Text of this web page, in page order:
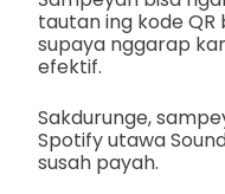
tautan ing kode QR
supaya nggarap
efektif.
Sakdurunge,
Spotify utawa
susah payah.